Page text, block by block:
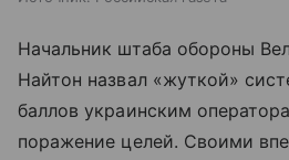
Начальник штаба обороны
Найтон назвал «жуткой»
баллов украинским
поражение целей. Своими